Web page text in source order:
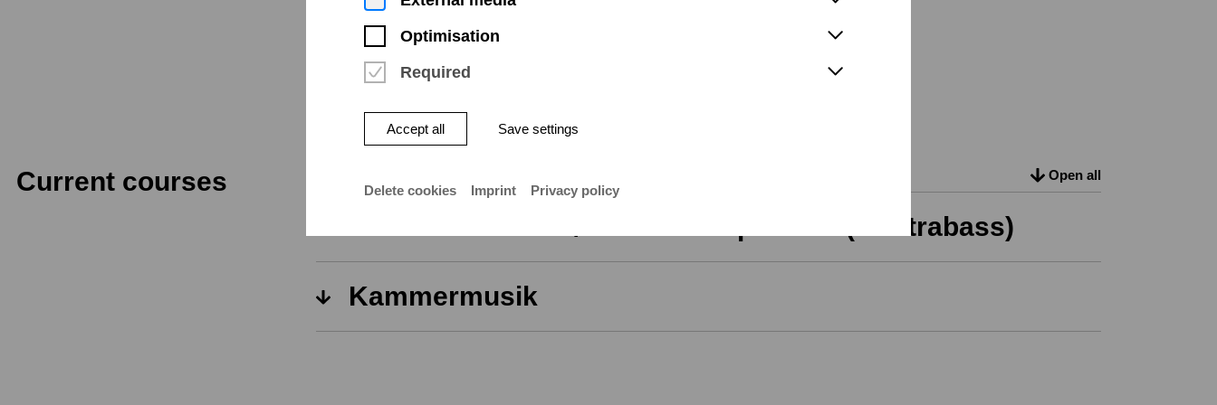
Optimisation
Required
Accept all Save settings
Delete cookies Imprint Privacy policy
Current courses Open all
Orchesterstudien/Orchesterrepertoire (Kontrabass)
Kammermusik